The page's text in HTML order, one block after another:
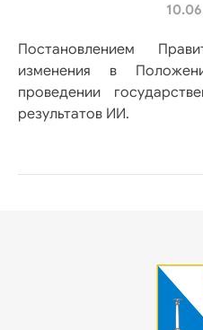
Постановлением
изменения в
проведении
результатов ИИ.